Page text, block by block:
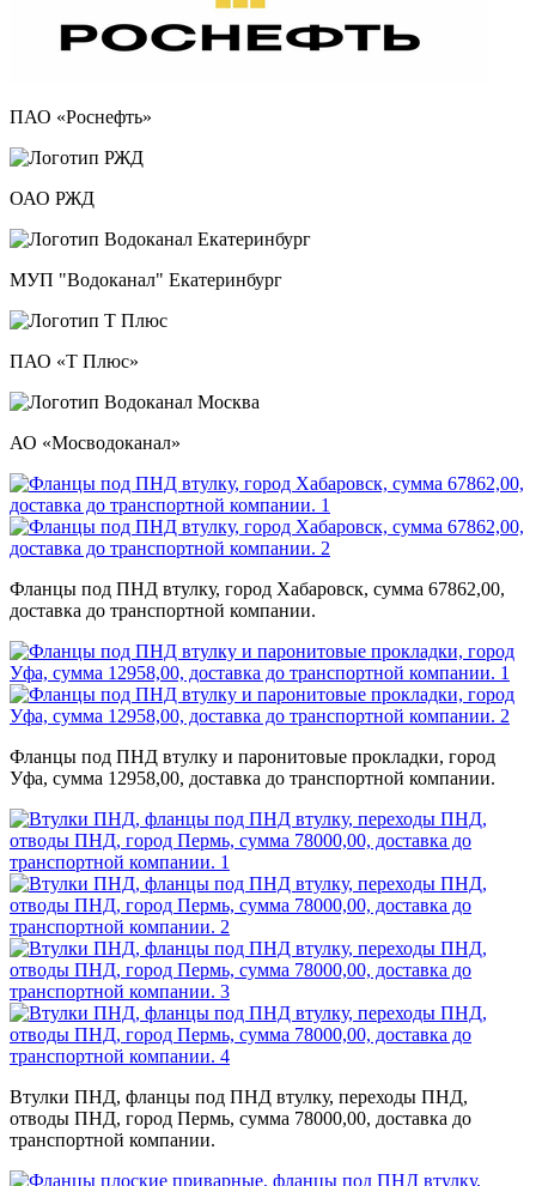
ПАО «Роснефть»
ОАО РЖД
МУП "Водоканал" Екатеринбург
ПАО «Т Плюс»
АО «Мосводоканал»
Фланцы под ПНД втулку, город Хабаровск, сумма 67862,00,
доставка до транспортной компании.
Фланцы под ПНД втулку и паронитовые прокладки, город
Уфа, сумма 12958,00, доставка до транспортной компании.
Втулки ПНД, фланцы под ПНД втулку, переходы ПНД,
отводы ПНД, город Пермь, сумма 78000,00, доставка до
транспортной компании.